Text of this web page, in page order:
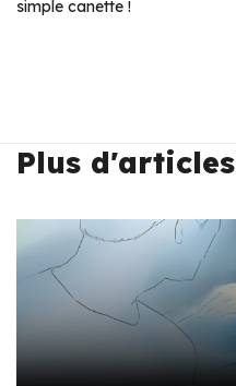
simple canette !
Plus d'articles